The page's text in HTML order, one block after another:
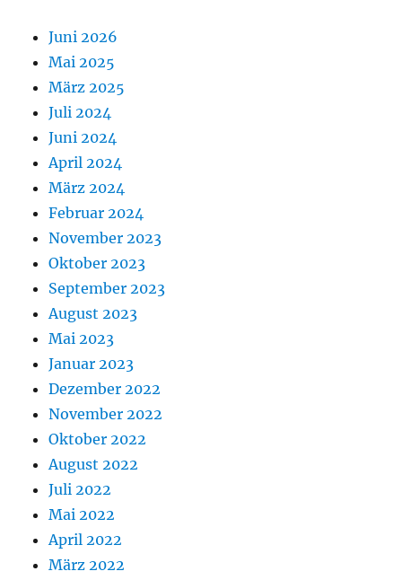
Juni 2026
Mai 2025
März 2025
Juli 2024
Juni 2024
April 2024
März 2024
Februar 2024
November 2023
Oktober 2023
September 2023
August 2023
Mai 2023
Januar 2023
Dezember 2022
November 2022
Oktober 2022
August 2022
Juli 2022
Mai 2022
April 2022
März 2022